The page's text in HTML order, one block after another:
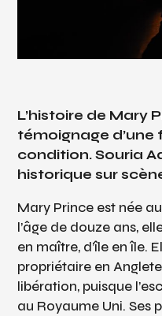
L’histoire de Mary
témoignage d’une
condition. Souria
historique sur
Mary Prince est née
l’âge de douze ans,
en maître, d’île en île.
propriétaire en
libération, puisque
au Royaume Uni. Ses